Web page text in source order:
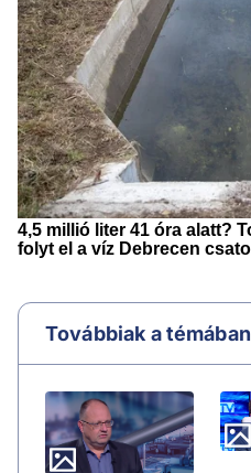
Továbbiak a témában